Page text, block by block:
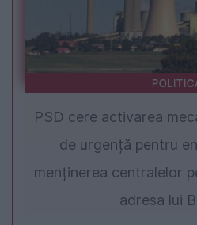
PSD cere activarea
de urgență pentru
menținerea centralelor
adresa lui